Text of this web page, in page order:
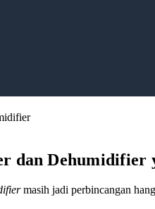
dan Dehumidifier
masih jadi perbincangan